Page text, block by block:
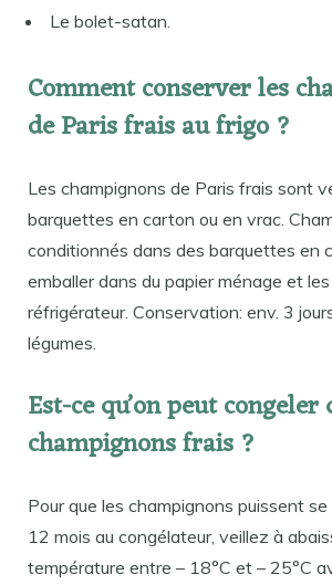
Le bolet-satan.
Comment conserver les
de Paris frais au frigo ?
Les champignons de Paris frais sont
barquettes en carton ou en vrac.
conditionnés dans des barquettes en
emballer dans du papier ménage et
réfrigérateur. Conservation: env. 3
légumes.
Est-ce qu’on peut congeler
champignons frais ?
Pour que les champignons puissent se
12 mois au congélateur, veillez à
température entre – 18°C et – 25°C